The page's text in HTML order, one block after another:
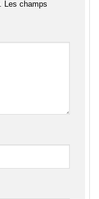
Les champs